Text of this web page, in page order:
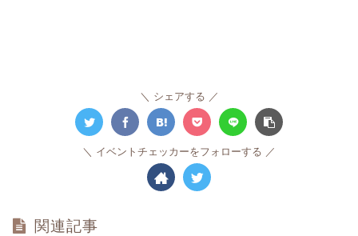
シェアする
イベントチェッカーをフォローする
関連記事